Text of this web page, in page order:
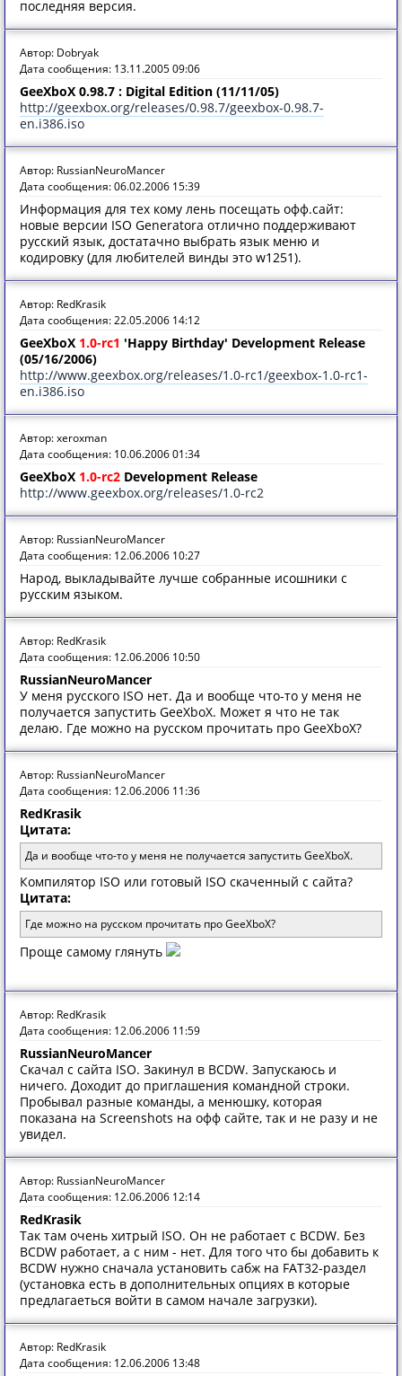
последняя версия.
Автор: Dobryak
Дата сообщения: 13.11.2005 09:06
GeeXboX 0.98.7 : Digital Edition (11/11/05)
http://geexbox.org/releases/0.98.7/geexbox-0.98.7-
en.i386.iso
Автор: RussianNeuroMancer
Дата сообщения: 06.02.2006 15:39
Информация для тех кому лень посещать офф.сайт:
новые версии ISO Generatora отлично поддерживают
русский язык, достатачно выбрать язык меню и
кодировку (для любителей винды это w1251).
Автор: RedKrasik
Дата сообщения: 22.05.2006 14:12
GeeXboX 1.0-rc1 'Happy Birthday' Development Release
(05/16/2006)
http://www.geexbox.org/releases/1.0-rc1/geexbox-1.0-rc1-
en.i386.iso
Автор: xeroxman
Дата сообщения: 10.06.2006 01:34
GeeXboX 1.0-rc2 Development Release
http://www.geexbox.org/releases/1.0-rc2
Автор: RussianNeuroMancer
Дата сообщения: 12.06.2006 10:27
Народ, выкладывайте лучше собранные исошники с
русским языком.
Автор: RedKrasik
Дата сообщения: 12.06.2006 10:50
RussianNeuroMancer
У меня русского ISO нет. Да и вообще что-то у меня не
получается запустить GeeXboX. Может я что не так
делаю. Где можно на русском прочитать про GeeXboX?
Автор: RussianNeuroMancer
Дата сообщения: 12.06.2006 11:36
RedKrasik
Цитата:
Да и вообще что-то у меня не получается запустить GeeXboX.
Компилятор ISO или готовый ISO скаченный с сайта?
Цитата:
Где можно на русском прочитать про GeeXboX?
Проще самому глянуть
Автор: RedKrasik
Дата сообщения: 12.06.2006 11:59
RussianNeuroMancer
Скачал с сайта ISO. Закинул в BCDW. Запускаюсь и
ничего. Доходит до приглашения командной строки.
Пробывал разные команды, а менюшку, которая
показана на Screenshots на офф сайте, так и не разу и не
увидел.
Автор: RussianNeuroMancer
Дата сообщения: 12.06.2006 12:14
RedKrasik
Так там очень хитрый ISO. Он не работает с BCDW. Без
BCDW работает, а с ним - нет. Для того что бы добавить к
BCDW нужно сначала установить сабж на FAT32-раздел
(установка есть в дополнительных опциях в которые
предлагаеться войти в самом начале загрузки).
Автор: RedKrasik
Дата сообщения: 12.06.2006 13:48